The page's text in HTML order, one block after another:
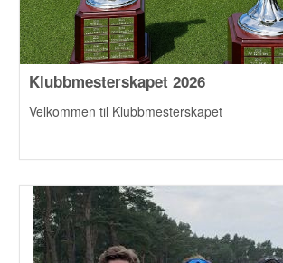
Klubbmesterskapet 2026
Velkommen til Klubbmesterskapet